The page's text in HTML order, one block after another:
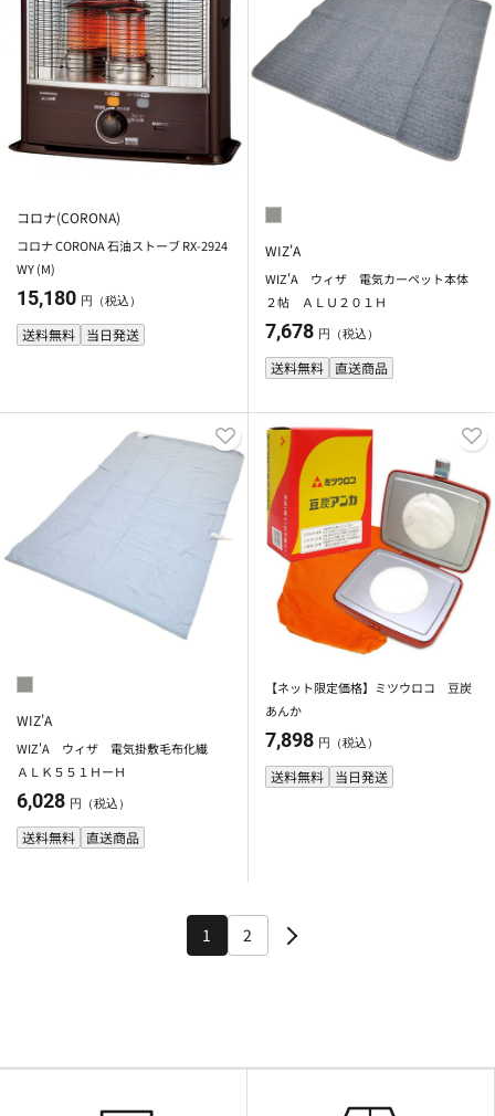
コロナ(CORONA)
コロナ CORONA 石油ストーブ RX-2924
WY (M)
15,180 円（税込）
送料無料 当日発送
WIZ'A
WIZ'A ウィザ 電気カーペット本体
２帖 ＡＬＵ２０１Ｈ
7,678 円（税込）
送料無料 直送商品
WIZ'A
WIZ'A ウィザ 電気掛敷毛布化繊
ＡＬＫ５５１ＨーＨ
6,028 円（税込）
送料無料 直送商品
【ネット限定価格】ミツウロコ 豆炭
あんか
7,898 円（税込）
送料無料 当日発送
1 2